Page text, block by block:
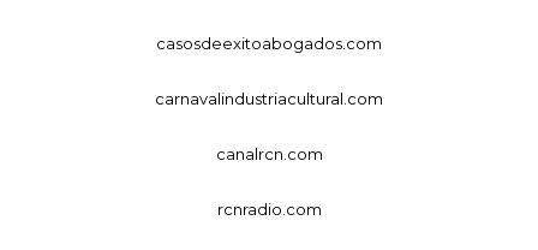
casosdeexitoabogados.com
carnavalindustriacultural.com
canalrcn.com
rcnradio.com